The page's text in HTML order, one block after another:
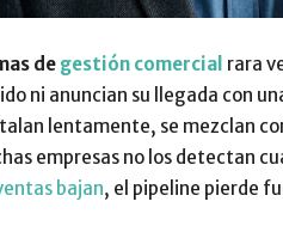
de gestión comercial rara
ni anuncian su llegada con
lentamente, se mezclan
empresas no los detectan
bajan, el pipeline pierde